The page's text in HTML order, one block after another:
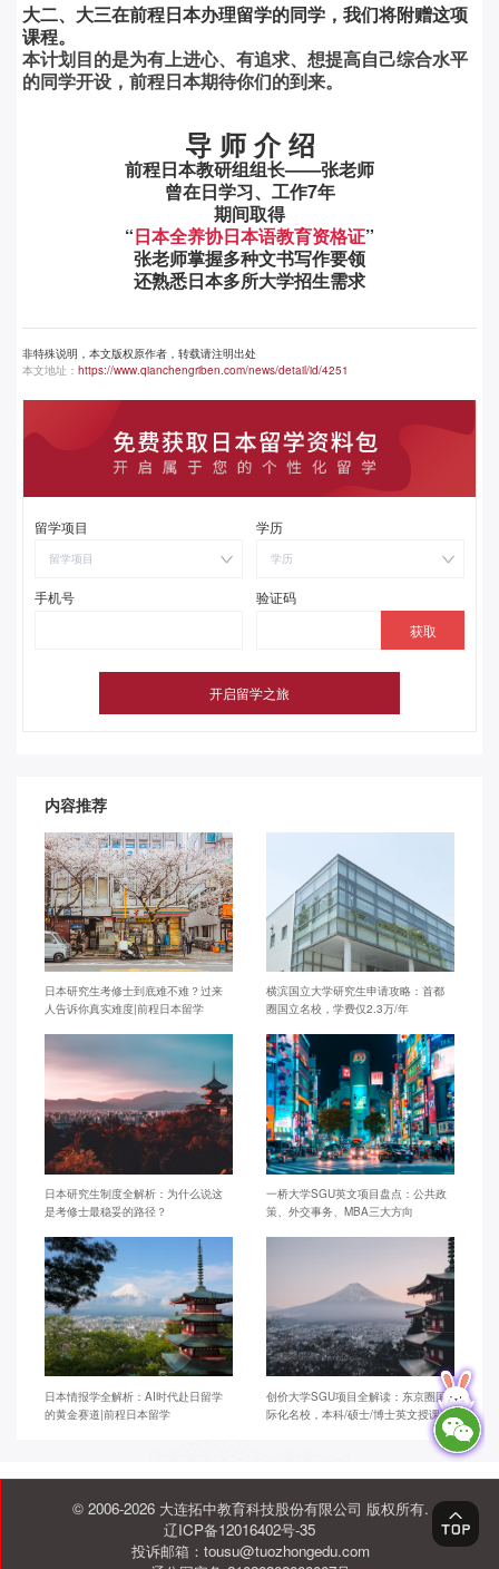
大二、大三在前程日本办理留学的同学，我们将附赠这项
课程。
本计划目的是为有上进心、有追求、想提高自己综合水平
的同学开设，前程日本期待你们的到来。
导 师 介 绍
前程日本教研组组长——张老师
曾在日学习、工作7年
期间取得
“日本全养协日本语教育资格证”
张老师掌握多种文书写作要领
还熟悉日本多所大学招生需求
非特殊说明，本文版权原作者，转载请注明出处
本文地址： https://www.qianchengriben.com/news/detail/id/4251
留学项目
留学项目
学历
学历
手机号 验证码
内容推荐
日本研究生考修士到底难不难？过来
人告诉你真实难度|前程日本留学
横滨国立大学研究生申请攻略：首都
圈国立名校，学费仅2.3万/年
日本研究生制度全解析：为什么说这
是考修士最稳妥的路径？
一桥大学SGU英文项目盘点：公共政
策、外交事务、MBA三大方向
日本情报学全解析：AI时代赴日留学
的黄金赛道|前程日本留学
创价大学SGU项目全解读：东京圈国
际化名校，本科/硕士/博士英文授课
© 2006-2026 大连拓中教育科技股份有限公司 版权所有.
辽ICP备12016402号-35
投诉邮箱：tousu@tuozhongedu.com